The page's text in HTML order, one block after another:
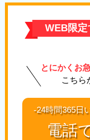
WEB限定
とにかくお
こちら
-24時間365日
電話